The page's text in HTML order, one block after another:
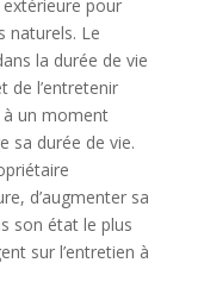
pour
naturels. Le
la durée de vie
de l’entretenir
un moment
sa durée de vie.
d’augmenter sa
son état le plus
sur l’entretien à